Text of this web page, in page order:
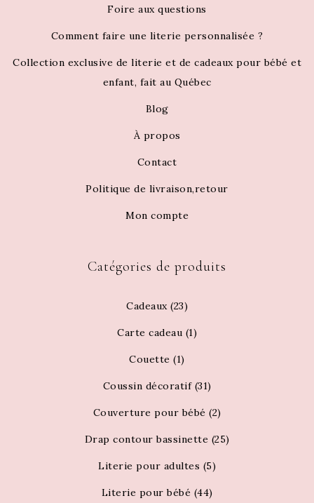
Foire aux questions
Comment faire une literie personnalisée ?
Collection exclusive de literie et de cadeaux pour bébé et
enfant, fait au Québec
Blog
À propos
Contact
Politique de livraison,retour
Mon compte
Catégories de produits
Cadeaux (23)
Carte cadeau (1)
Couette (1)
Coussin décoratif (31)
Couverture pour bébé (2)
Drap contour bassinette (25)
Literie pour adultes (5)
Literie pour bébé (44)